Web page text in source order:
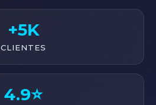
+5K
CLIENTES
4.9⭐